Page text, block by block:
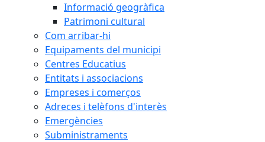
Informació geogràfica
Patrimoni cultural
Com arribar-hi
Equipaments del municipi
Centres Educatius
Entitats i associacions
Empreses i comerços
Adreces i telèfons d'interès
Emergències
Subministraments